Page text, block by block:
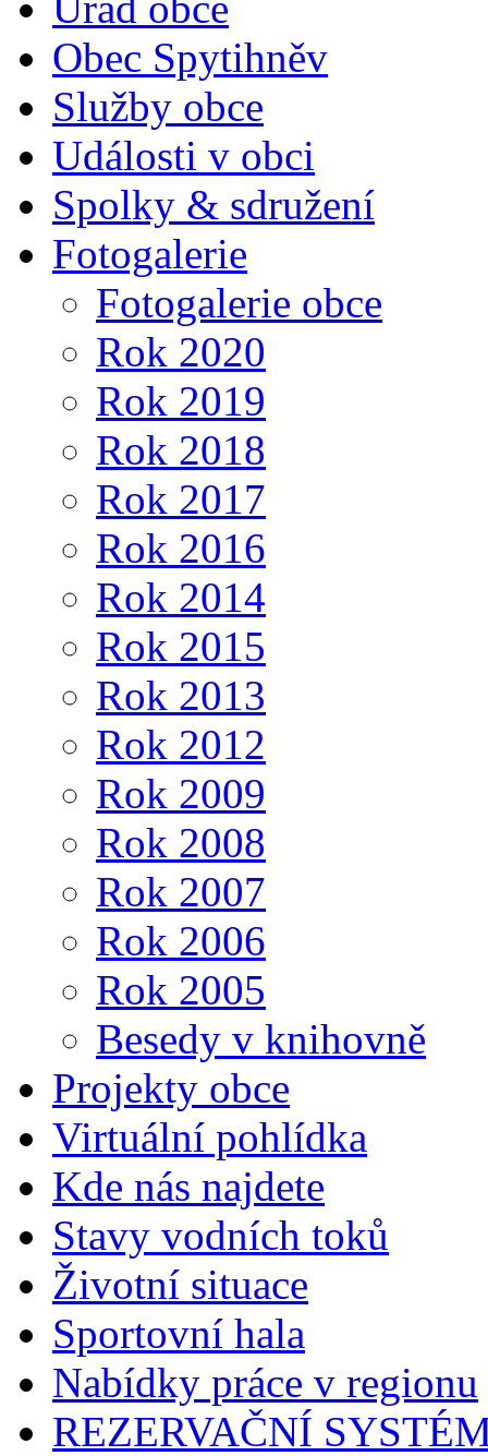
Obec Spytihněv
Služby obce
Události v obci
Spolky & sdružení
Fotogalerie
Fotogalerie obce
Rok 2020
Rok 2019
Rok 2018
Rok 2017
Rok 2016
Rok 2014
Rok 2015
Rok 2013
Rok 2012
Rok 2009
Rok 2008
Rok 2007
Rok 2006
Rok 2005
Besedy v knihovně
Projekty obce
Virtuální pohlídka
Kde nás najdete
Stavy vodních toků
Životní situace
Sportovní hala
Nabídky práce v regionu
REZERVAČNÍ